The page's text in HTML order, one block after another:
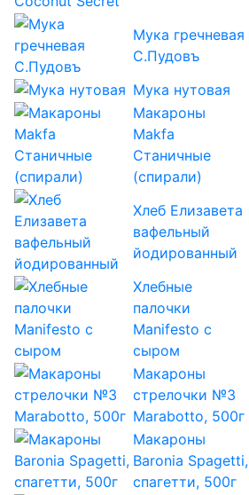
Мука гречневая
С.Пудовъ
Мука нутовая
Макароны
Makfa
Станичные
(спирали)
Хлеб Елизавета
вафельный
йодированный
Хлебные
палочки
Manifesto с
сыром
Макароны
стрелочки №3
Marabotto, 500г
Макароны
Baronia Spagetti,
спагетти, 500г